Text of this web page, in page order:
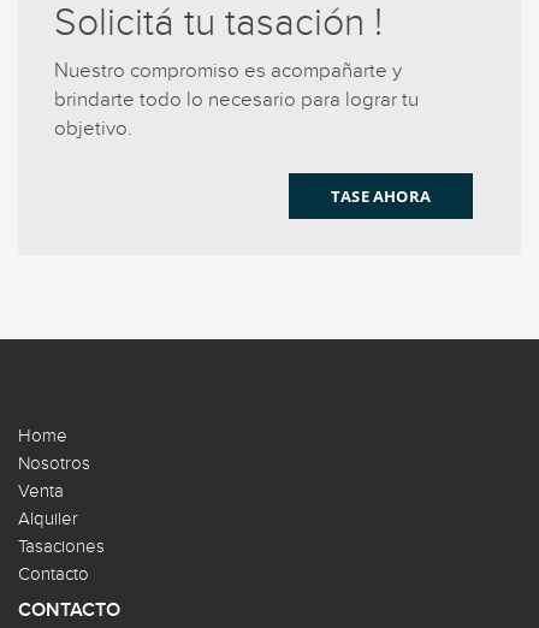
Solicitá tu tasación !
Nuestro compromiso es acompañarte y
brindarte todo lo necesario para lograr tu
objetivo.
TASE AHORA
Home
Nosotros
Venta
Alquiler
Tasaciones
Contacto
CONTACTO